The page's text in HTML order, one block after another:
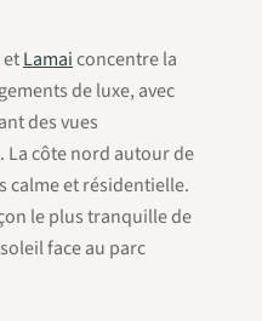
etLamaiconcentre la
de luxe, avec
des vues
La côte nord autour de
calme et résidentielle.
le plus tranquille de
face au parc